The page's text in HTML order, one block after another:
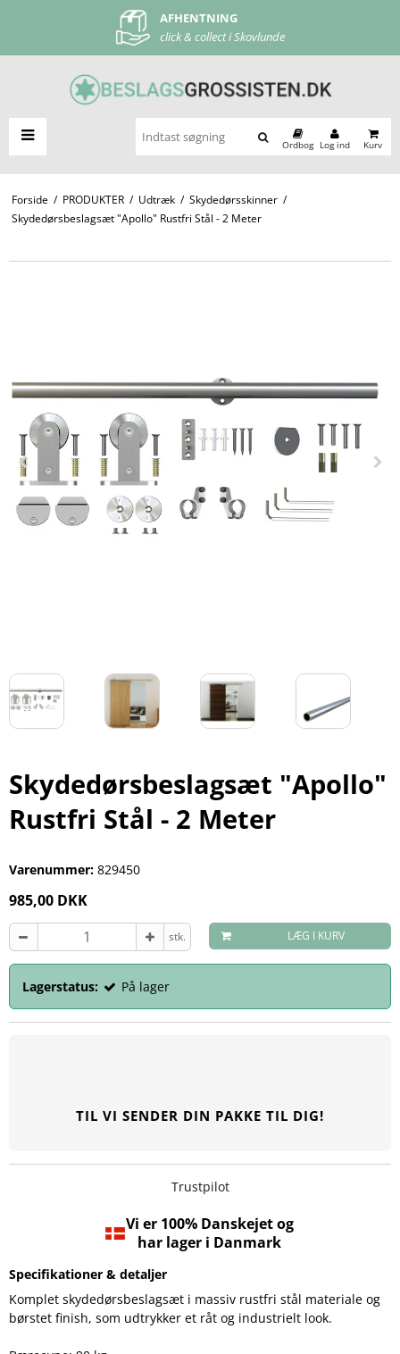
AFHENTNING
click & collect i Skovlunde
FRI FRAGT
ved køb over 500 kr
Ordbog Log ind Kurv
Forside / PRODUKTER / Udtræk / Skydedørsskinner /
Skydedørsbeslagsæt "Apollo" Rustfri Stål - 2 Meter
Skydedørsbeslagsæt "Apollo"
Rustfri Stål - 2 Meter
Varenummer: 829450
985,00 DKK
stk. LÆG I KURV
Lagerstatus: På lager
TIL VI SENDER DIN PAKKE TIL DIG!
Trustpilot
Vi er 100% Danskejet og
har lager i Danmark
Specifikationer & detaljer
Komplet skydedørsbeslagsæt i massiv rustfri stål materiale og
børstet finish, som udtrykker et råt og industrielt look.